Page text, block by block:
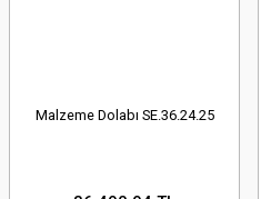
Malzeme Dolabı SE.36.24.25